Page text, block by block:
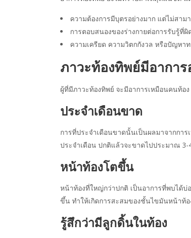
ความต้องการมีบุตรอย่างมาก แต่ไม่สาม
การตอบสนองของร่างกายต่อการรับรู้ที่
ความเครียด ความวิตกกังวล หรือปัญหา
ภาวะท้องทิพย์มีอาการ
ผู้ที่มีภาวะท้องทิพย์ จะมีอาการเหมือนคนท้อ
ประจำเดือนขาด
การที่ประจำเดือนขาดนั้นเป็นผลมาจากกา
ประจำเดือน ปกติแล้วจะขาดไปประมาณ 3-
หน้าท้องโตขึ้น
หน้าท้องที่ใหญ่กว่าปกติ เป็นอาการที่พบได้บ่
ขึ้น ทำให้เกิดการสะสมของชั้นไขมันหน้าท้อ
รู้สึกว่ามีลูกดิ้นในท้อง